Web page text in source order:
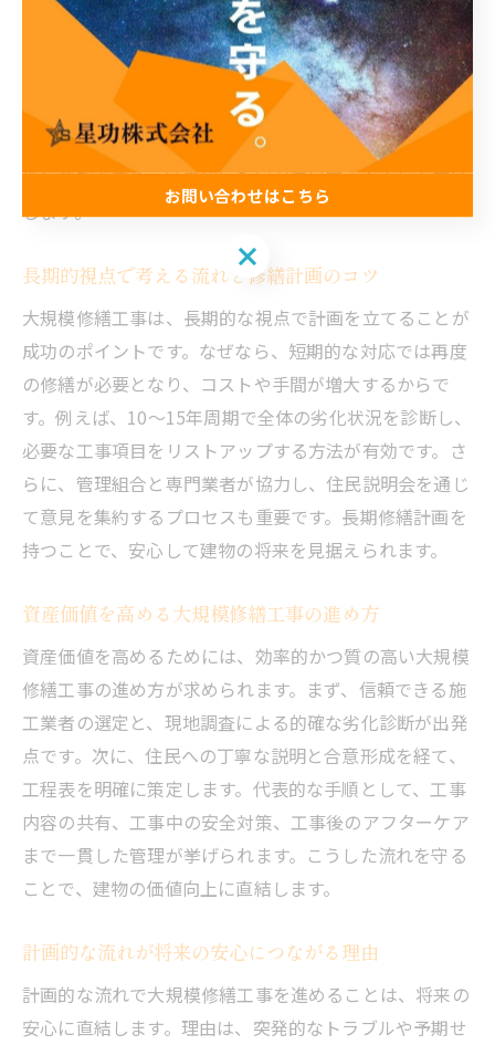
修繕により劣化を未然に防ぎ、長期間にわたって快適な
住環境を保てるからです。例えば、外壁や屋上の防水な
ど、劣化しやすい箇所を定期的に点検し、必要な修繕を
事前に計画することで、想定外の大規模な修理や資産価
値の下落を防げます。計画的な工事実施は、建物の安全
性と美観を守り、結果的に入居者満足度の向上にも直結
します。
長期的視点で考える流れと修繕計画のコツ
大規模修繕工事は、長期的な視点で計画を立てることが
成功のポイントです。なぜなら、短期的な対応では再度
の修繕が必要となり、コストや手間が増大するからで
す。例えば、10～15年周期で全体の劣化状況を診断し、
必要な工事項目をリストアップする方法が有効です。さ
らに、管理組合と専門業者が協力し、住民説明会を通じ
て意見を集約するプロセスも重要です。長期修繕計画を
持つことで、安心して建物の将来を見据えられます。
資産価値を高める大規模修繕工事の進め方
資産価値を高めるためには、効率的かつ質の高い大規模
修繕工事の進め方が求められます。まず、信頼できる施
工業者の選定と、現地調査による的確な劣化診断が出発
点です。次に、住民への丁寧な説明と合意形成を経て、
工程表を明確に策定します。代表的な手順として、工事
内容の共有、工事中の安全対策、工事後のアフターケア
まで一貫した管理が挙げられます。こうした流れを守る
ことで、建物の価値向上に直結します。
計画的な流れが将来の安心につながる理由
計画的な流れで大規模修繕工事を進めることは、将来の
安心に直結します。理由は、突発的なトラブルや予期せ
お問い合わせはこちら
お問い合わせはこちら